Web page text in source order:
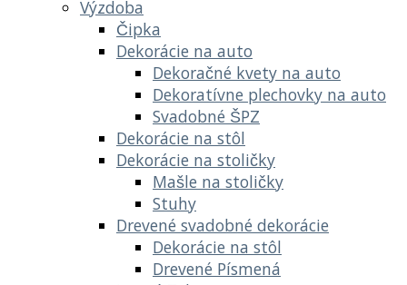
Výzdoba
Čipka
Dekorácie na auto
Dekoračné kvety na auto
Dekoratívne plechovky na auto
Svadobné ŠPZ
Dekorácie na stôl
Dekorácie na stoličky
Mašle na stoličky
Stuhy
Drevené svadobné dekorácie
Dekorácie na stôl
Drevené Písmená